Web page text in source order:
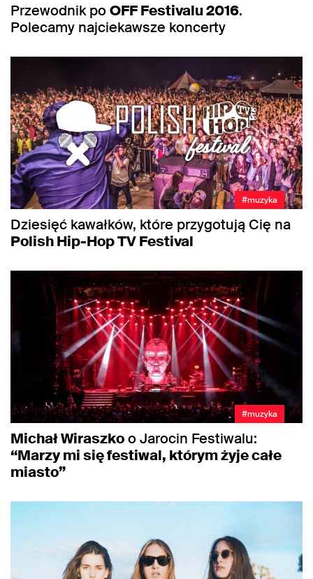
Przewodnik poOFF Festivalu 2016.
Polecamy najciekawsze koncerty
#muzyka
Dziesięć kawałków, które przygotują Cię na
Polish Hip-Hop TV Festival
#muzyka
Michał Wiraszkoo Jarocin Festiwalu:
“Marzy mi się festiwal, którym żyje całe
miasto”